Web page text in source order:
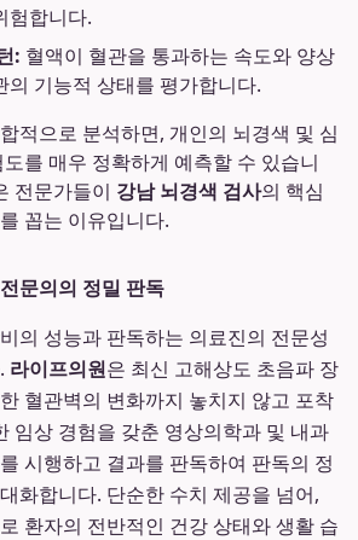
험합니다.
: 혈액이 혈관을 통과하는 속도와 양상
의 기능적 상태를 평가합니다.
적으로 분석하면, 개인의 뇌경색 및 심
를 매우 정확하게 예측할 수 있습니
전문가들이 강남 뇌경색 검사의 핵심
꼽는 이유입니다.
문의의 정밀 판독
의 성능과 판독하는 의료진의 전문성
라이프의원은 최신 고해상도 초음파 장
혈관벽의 변화까지 놓치지 않고 포착
임상 경험을 갖춘 영상의학과 및 내과
시행하고 결과를 판독하여 판독의 정
화합니다. 단순한 수치 제공을 넘어,
환자의 전반적인 건강 상태와 생활 습